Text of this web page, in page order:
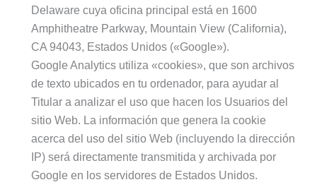
Delaware cuya oficina principal está en 1600
Amphitheatre Parkway, Mountain View (California),
CA 94043, Estados Unidos («Google»).
Google Analytics utiliza «cookies», que son archivos
de texto ubicados en tu ordenador, para ayudar al
Titular a analizar el uso que hacen los Usuarios del
sitio Web. La información que genera la cookie
acerca del uso del sitio Web (incluyendo la dirección
IP) será directamente transmitida y archivada por
Google en los servidores de Estados Unidos.